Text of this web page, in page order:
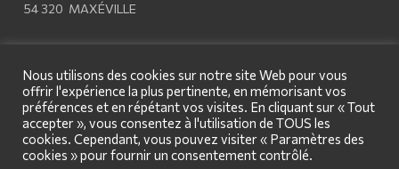
54 320 MAXÉVILLE
© 2026 GL Biocontrol - Design byOA
Nous utilisons des cookies sur notre site Web pour vous
offrir l'expérience la plus pertinente, en mémorisant vos
préférences et en répétant vos visites. En cliquant sur « Tout
accepter », vous consentez à l'utilisation de TOUS les
cookies. Cependant, vous pouvez visiter « Paramètres des
cookies » pour fournir un consentement contrôlé.